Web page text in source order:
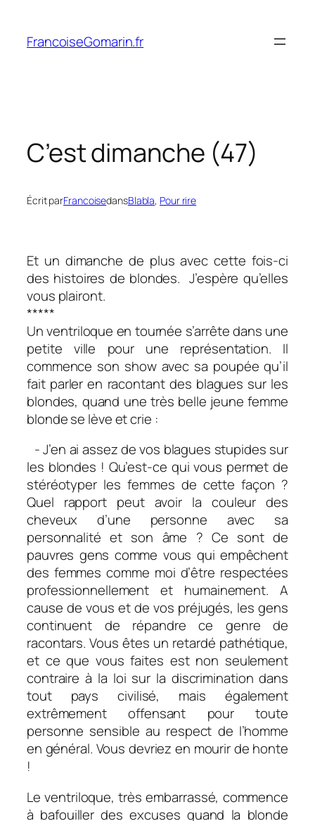
contenu
FrancoiseGomarin.fr
C’est dimanche (47)
Écrit parFrancoisedansBlabla, Pour rire
Et un dimanche de plus avec cette fois-ci
des histoires de blondes. J’espère qu’elles
vous plairont.
*****
Un ventriloque en tournée s’arrête dans une
petite ville pour une représentation. Il
commence son show avec sa poupée qu’il
fait parler en racontant des blagues sur les
blondes, quand une très belle jeune femme
blonde se lève et crie :
- J’en ai assez de vos blagues stupides sur
les blondes ! Qu’est-ce qui vous permet de
stéréotyper les femmes de cette façon ?
Quel rapport peut avoir la couleur des
cheveux d’une personne avec sa
personnalité et son âme ? Ce sont de
pauvres gens comme vous qui empêchent
des femmes comme moi d’être respectées
professionnellement et humainement. A
cause de vous et de vos préjugés, les gens
continuent de répandre ce genre de
racontars. Vous êtes un retardé pathétique,
et ce que vous faites est non seulement
contraire à la loi sur la discrimination dans
tout pays civilisé, mais également
extrêmement offensant pour toute
personne sensible au respect de l’homme
en général. Vous devriez en mourir de honte
!
Le ventriloque, très embarrassé, commence
à bafouiller des excuses quand la blonde